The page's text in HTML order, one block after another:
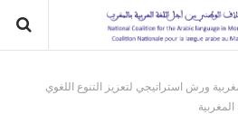
ورش استراتيجي لتعزيز التنوع اللغوي